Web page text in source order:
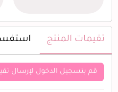
تقيمات المنتج
قم بتسجيل الدخول لإرسال